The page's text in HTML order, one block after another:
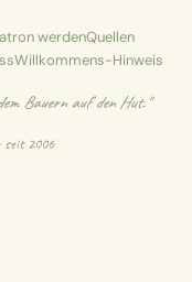
werdenQuellen
Willkommens-Hinweis
Bauern auf den Hut."
seit 2006